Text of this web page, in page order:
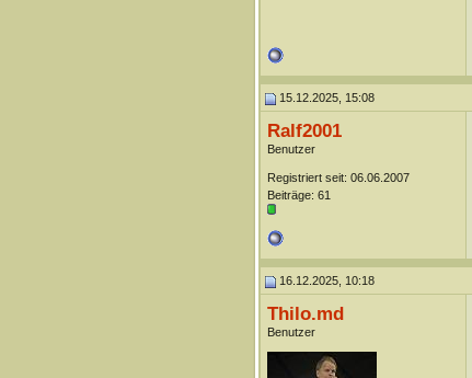
15.12.2025, 15:08
Ralf2001
Benutzer
Registriert seit: 06.06.2007
Beiträge: 61
16.12.2025, 10:18
Thilo.md
Benutzer